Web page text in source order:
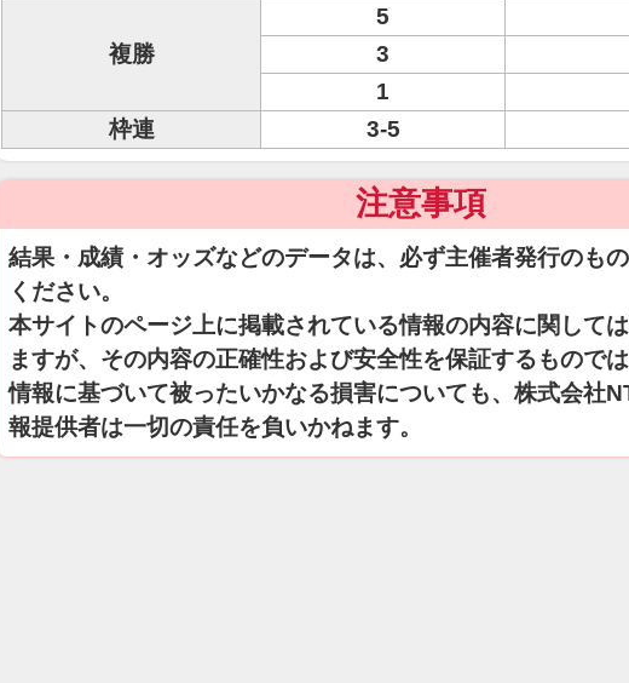
複勝
5
3
1
枠連
3-5
注意事項
結果・成績・オッズなどのデータは、必ず主催者発行のも
ください。
本サイトのページ上に掲載されている情報の内容に関して
ますが、その内容の正確性および安全性を保証するもので
情報に基づいて被ったいかなる損害についても、株式会社
報提供者は一切の責任を負いかねます。